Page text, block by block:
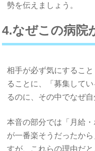
勢を伝えましょう。
4.なぜこの病院
相手が必ず気にするこ
ることに、「募集して
るのに、その中でなぜ
本音の部分では「月給
が一番楽そうだったか
すが、これらの理由だ